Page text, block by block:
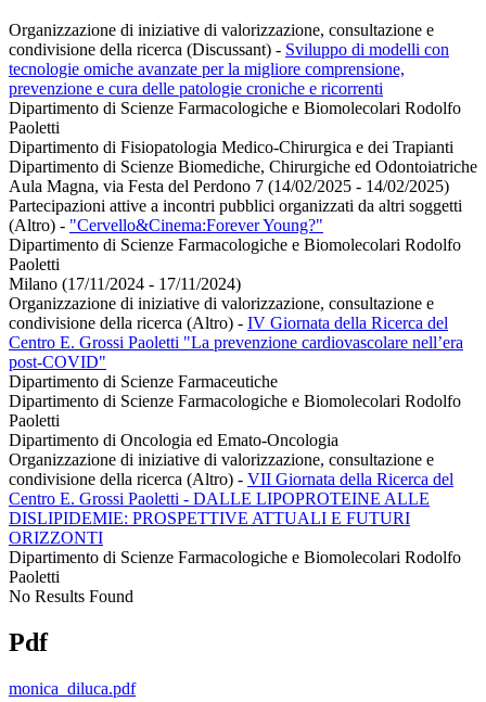
Organizzazione di iniziative di valorizzazione, consultazione e
condivisione della ricerca (Discussant) - Sviluppo di modelli con
tecnologie omiche avanzate per la migliore comprensione,
prevenzione e cura delle patologie croniche e ricorrenti
Dipartimento di Scienze Farmacologiche e Biomolecolari Rodolfo
Paoletti
Dipartimento di Fisiopatologia Medico-Chirurgica e dei Trapianti
Dipartimento di Scienze Biomediche, Chirurgiche ed Odontoiatriche
Aula Magna, via Festa del Perdono 7 (14/02/2025 - 14/02/2025)
Partecipazioni attive a incontri pubblici organizzati da altri soggetti
(Altro) - "Cervello&Cinema:Forever Young?"
Dipartimento di Scienze Farmacologiche e Biomolecolari Rodolfo
Paoletti
Milano (17/11/2024 - 17/11/2024)
Organizzazione di iniziative di valorizzazione, consultazione e
condivisione della ricerca (Altro) - IV Giornata della Ricerca del
Centro E. Grossi Paoletti "La prevenzione cardiovascolare nell’era
post-COVID"
Dipartimento di Scienze Farmaceutiche
Dipartimento di Scienze Farmacologiche e Biomolecolari Rodolfo
Paoletti
Dipartimento di Oncologia ed Emato-Oncologia
Organizzazione di iniziative di valorizzazione, consultazione e
condivisione della ricerca (Altro) - VII Giornata della Ricerca del
Centro E. Grossi Paoletti - DALLE LIPOPROTEINE ALLE
DISLIPIDEMIE: PROSPETTIVE ATTUALI E FUTURI
ORIZZONTI
Dipartimento di Scienze Farmacologiche e Biomolecolari Rodolfo
Paoletti
No Results Found
Pdf
monica_diluca.pdf